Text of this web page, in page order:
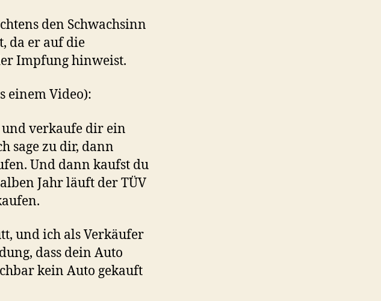
den Schwachsinn
da er auf die
Impfung hinweist.
einem Video):
verkaufe dir ein
sage zu dir, dann
Und dann kaufst du
Jahr läuft der TÜV
und ich als Verkäufer
dass dein Auto
kein Auto gekauft